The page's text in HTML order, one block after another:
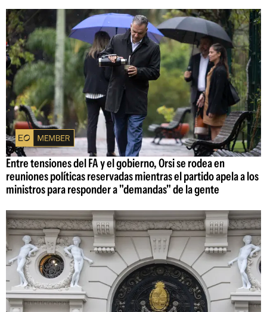
Entre tensiones del FA y el gobierno, Orsi se rodea en
reuniones políticas reservadas mientras el partido apela a los
ministros para responder a "demandas" de la gente